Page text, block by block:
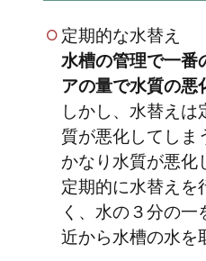
定期的な水替え
水槽の管理で一番
アの量で水質の悪
しかし、水替え
質が悪化してしま
かなり水質が悪化
定期的に水替えを
く、水の３分の
近から水槽の水を